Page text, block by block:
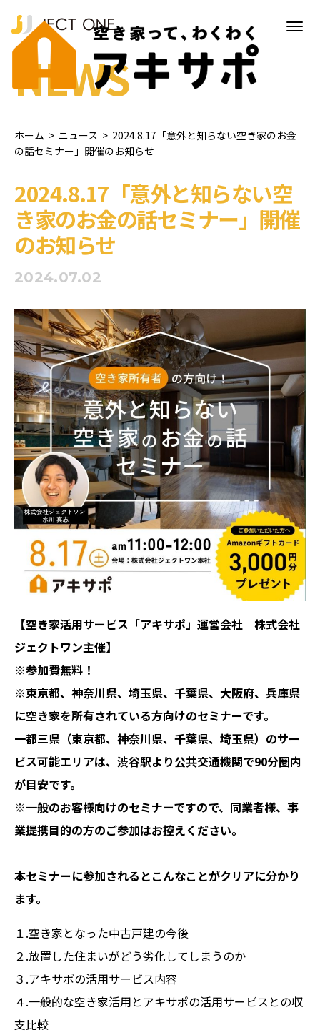
NEWS
ホーム > ニュース > 2024.8.17「意外と知らない空き家のお金
の話セミナー」開催のお知らせ
2024.8.17「意外と知らない空
き家のお金の話セミナー」開催
のお知らせ
2024.07.02
【空き家活用サービス「アキサポ」運営会社 株式会社
ジェクトワン主催】
※参加費無料！
※東京都、神奈川県、埼玉県、千葉県、大阪府、兵庫県
に空き家を所有されている方向けのセミナーです。
一都三県（東京都、神奈川県、千葉県、埼玉県）のサー
ビス可能エリアは、渋谷駅より公共交通機関で90分圏内
が目安です。
※一般のお客様向けのセミナーですので、同業者様、事
業提携目的の方のご参加はお控えください。
本セミナーに参加されるとこんなことがクリアに分かり
ます。
１.空き家となった中古戸建の今後
２.放置した住まいがどう劣化してしまうのか
３.アキサポの活用サービス内容
４.一般的な空き家活用とアキサポの活用サービスとの収
支比較